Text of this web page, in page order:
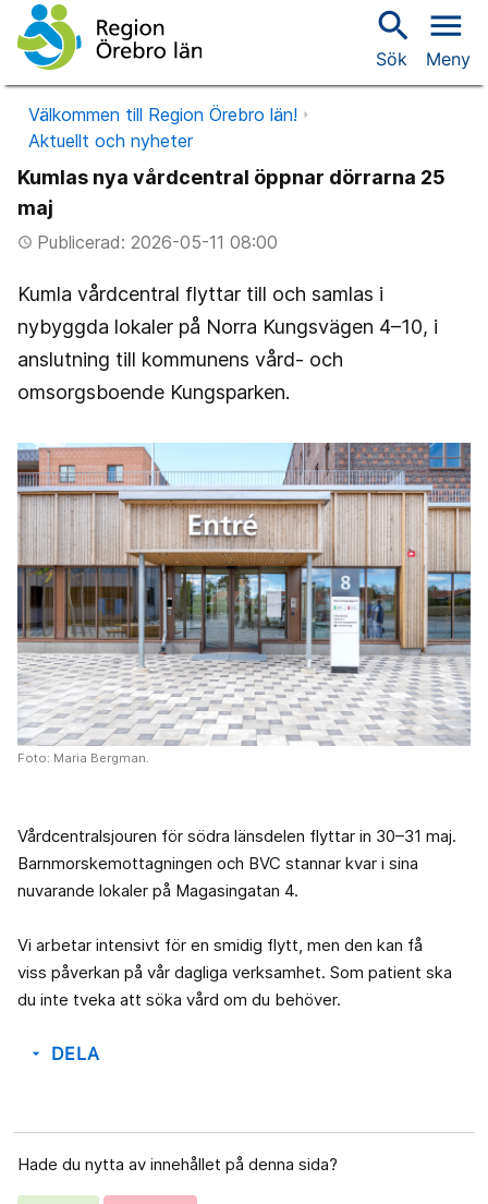
search
Sök
menu
Meny
Välkommen till Region Örebro län!
Aktuellt och nyheter
Kumlas nya vårdcentral öppnar dörrarna 25
maj
access_timePublicerad: 2026-05-11 08:00
Kumla vårdcentral flyttar till och samlas i
nybyggda lokaler på Norra Kungsvägen 4–10, i
anslutning till kommunens vård- och
omsorgsboende Kungsparken.
Foto: Maria Bergman.
Vårdcentralsjouren för södra länsdelen flyttar in 30–31 maj.
Barnmorskemottagningen och BVC stannar kvar i sina
nuvarande lokaler på Magasingatan 4.
Vi arbetar intensivt för en smidig flytt, men den kan få
viss påverkan på vår dagliga verksamhet. Som patient ska
du inte tveka att söka vård om du behöver.
arrow_drop_down DELA
Hade du nytta av innehållet på denna sida?